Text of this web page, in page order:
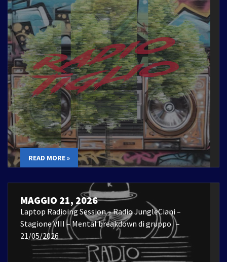
READ MORE »
MAGGIO 21, 2026
Laptop Radioing Session – Radio JungleCiani –
Stagione VIII – Mental breakdown di gruppo –
21/05/2026